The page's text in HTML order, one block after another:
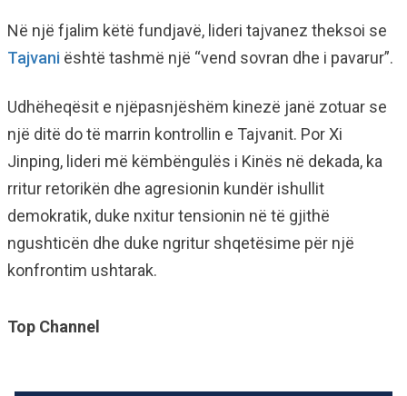
Në një fjalim këtë fundjavë, lideri tajvanez theksoi se
Tajvani është tashmë një “vend sovran dhe i pavarur”.
Udhëheqësit e njëpasnjëshëm kinezë janë zotuar se
një ditë do të marrin kontrollin e Tajvanit. Por Xi
Jinping, lideri më këmbëngulës i Kinës në dekada, ka
rritur retorikën dhe agresionin kundër ishullit
demokratik, duke nxitur tensionin në të gjithë
ngushticën dhe duke ngritur shqetësime për një
konfrontim ushtarak.
Top Channel